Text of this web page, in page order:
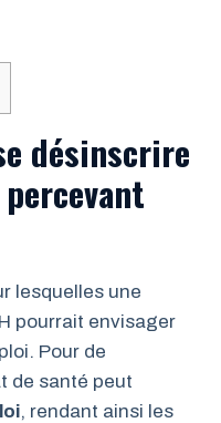
désinscrire
lesquelles une
pourrait envisager
Pour de
de santé peut
, rendant ainsi les